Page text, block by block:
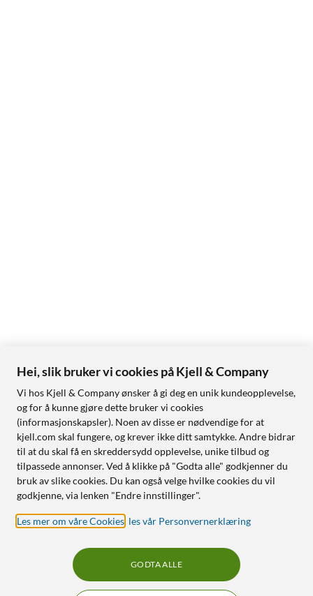
Hei, slik bruker vi cookies på Kjell & Company
Vi hos Kjell & Company ønsker å gi deg en unik kundeopplevelse,
og for å kunne gjøre dette bruker vi cookies
(informasjonskapsler). Noen av disse er nødvendige for at
kjell.com skal fungere, og krever ikke ditt samtykke. Andre bidrar
til at du skal få en skreddersydd opplevelse, unike tilbud og
tilpassede annonser. Ved å klikke på "Godta alle" godkjenner du
bruk av slike cookies. Du kan også velge hvilke cookies du vil
godkjenne, via lenken "Endre innstillinger".
Les mer om våre Cookies les vår Personvernerklæring
GODTA ALLE